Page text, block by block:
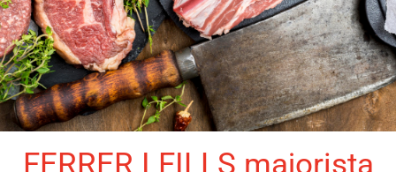
FERRER I FILLS majorista